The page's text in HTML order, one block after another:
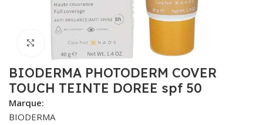
Click to enlarge
BIODERMA PHOTODERM COVER
TOUCH TEINTE DOREE spf 50
Marque:
BIODERMA